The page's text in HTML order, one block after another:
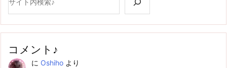
コメント♪
に Oshihoより